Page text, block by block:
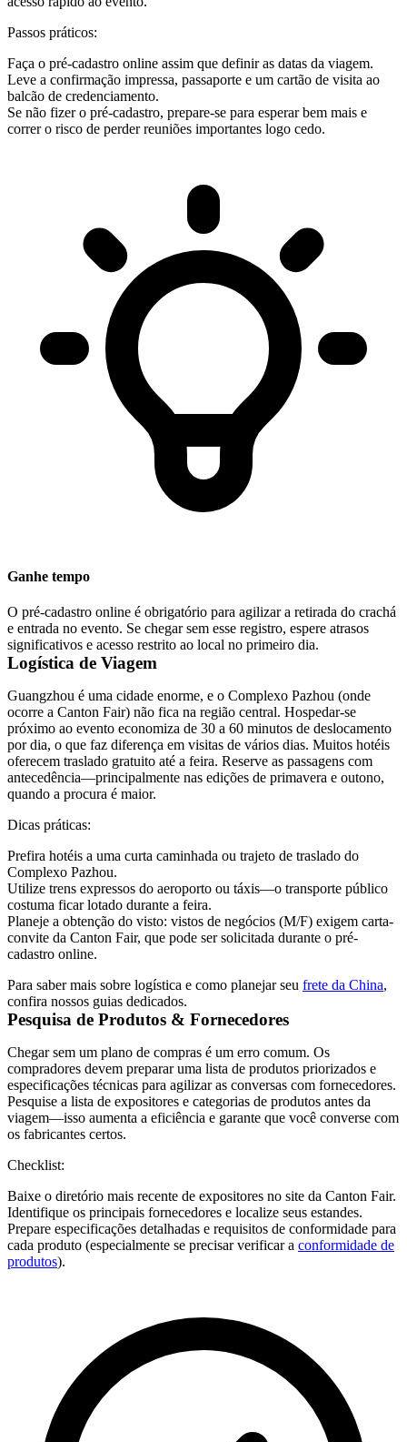
Passos práticos:
Faça o pré-cadastro online assim que definir as datas da viagem.
Leve a confirmação impressa, passaporte e um cartão de visita ao
balcão de credenciamento.
Se não fizer o pré-cadastro, prepare-se para esperar bem mais e
correr o risco de perder reuniões importantes logo cedo.
Ganhe tempo
O pré-cadastro online é obrigatório para agilizar a retirada do crachá
e entrada no evento. Se chegar sem esse registro, espere atrasos
significativos e acesso restrito ao local no primeiro dia.
Logística de Viagem
Guangzhou é uma cidade enorme, e o Complexo Pazhou (onde
ocorre a Canton Fair) não fica na região central. Hospedar-se
próximo ao evento economiza de 30 a 60 minutos de deslocamento
por dia, o que faz diferença em visitas de vários dias. Muitos hotéis
oferecem traslado gratuito até a feira. Reserve as passagens com
antecedência—principalmente nas edições de primavera e outono,
quando a procura é maior.
Dicas práticas:
Prefira hotéis a uma curta caminhada ou trajeto de traslado do
Complexo Pazhou.
Utilize trens expressos do aeroporto ou táxis—o transporte público
costuma ficar lotado durante a feira.
Planeje a obtenção do visto: vistos de negócios (M/F) exigem carta-
convite da Canton Fair, que pode ser solicitada durante o pré-
cadastro online.
Para saber mais sobre logística e como planejar seu frete da China,
confira nossos guias dedicados.
Pesquisa de Produtos & Fornecedores
Chegar sem um plano de compras é um erro comum. Os
compradores devem preparar uma lista de produtos priorizados e
especificações técnicas para agilizar as conversas com fornecedores.
Pesquise a lista de expositores e categorias de produtos antes da
viagem—isso aumenta a eficiência e garante que você converse com
os fabricantes certos.
Checklist:
Baixe o diretório mais recente de expositores no site da Canton Fair.
Identifique os principais fornecedores e localize seus estandes.
Prepare especificações detalhadas e requisitos de conformidade para
cada produto (especialmente se precisar verificar a conformidade de
produtos).